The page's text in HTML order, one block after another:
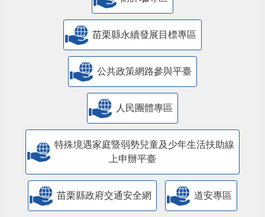
苗栗縣永續發展目標專區
公共政策網路參與平臺
人民團體專區
特殊境遇家庭暨弱勢兒童及少年生活扶助線
上申辦平臺
苗栗縣政府交通安全網 道安專區